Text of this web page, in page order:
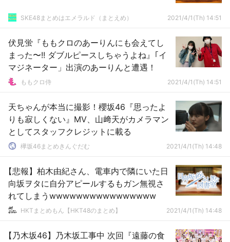
SKE48まとめはエメラルド（まとえめ） 2021/4/1(Th) 14:51
伏見蛍『ももクロのあーりんにも会えてし
まった〜!! ダブルピースしちゃうよね』｢イ
マジネーター」出演のあーりんと遭遇！
ももクロ侍 2021/4/1(Th) 14:51
天ちゃんが本当に撮影！櫻坂46『思ったよ
りも寂しくない』MV、山﨑天がカメラマン
としてスタッフクレジットに載る
欅坂46まとめきんぐだむ 2021/4/1(Th) 14:48
【悲報】柏木由紀さん、電車内で隣にいた日
向坂ヲタに自分アピールするもガン無視さ
れてしまうwwwwwwwwwwwwwwww
HKTまとめもん【HKT48のまとめ】 2021/4/1(Th) 14:48
【乃木坂46】乃木坂工事中 次回『遠藤の食